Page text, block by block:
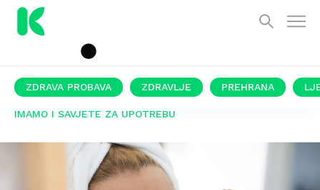
ZDRAVA PROBAVA ZDRAVLJE PREHRANA
IMAMO I SAVJETE ZA UPOTREBU